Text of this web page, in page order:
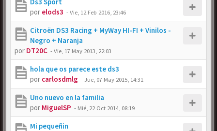
por elods3 -Vie, 12 Feb 2016, 23:46
Citroën DS3 Racing + MyWay HI-FI + Vinilos -
Negro + Naranja
por DT20C -Vie, 17 May 2013, 22:03
hola que os parece este ds3
por carlosdmlg -Jue, 07 May 2015, 14:31
Uno nuevo en la familia
por MiguelSP - Mié, 22 Oct 2014, 08:19
Mi pequeñin